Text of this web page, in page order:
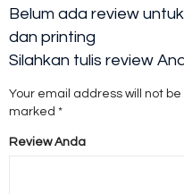
Belum ada review
dan printing
Silahkan tulis review
Your email address will not be
marked *
Review Anda